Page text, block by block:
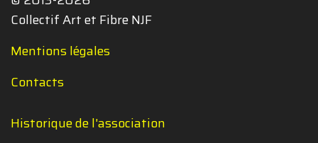
Collectif Art et Fibre NJF
Mentions légales
Contacts
Historique de l'association